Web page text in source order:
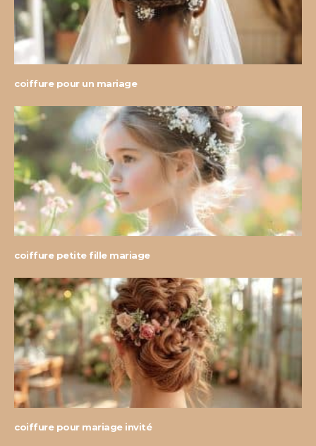
coiffure pour un mariage
coiffure petite fille mariage
coiffure pour mariage invité